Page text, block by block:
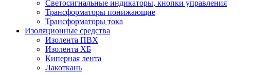
Светосигнальные индикаторы, кнопки управления
Трансформаторы понижающие
Трансформаторы тока
Изоляционные средства
Изолента ПВХ
Изолента ХБ
Киперная лента
Лакоткань